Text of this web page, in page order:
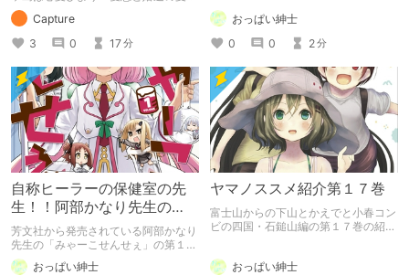
語～ 予告開始日：2020年11月06日
（発売予定時期：2020年12月中旬）
予告作品の体験版の内容を中心に紹介
しているまとめ記事です。 体験版の
「ネタバレ」を含んだ内容をまとめて
いるので、苦手な方は注意して下さ
い。
Capture
3
0 17分
おっぱい紳士
0
0 2分
自称ヒーラーの保健室の先
生！！阿部かなり先生の
「みゃーこせんせぇ」第１
巻の紹介
芳文社から発売されている阿部かなり
先生の「みゃーこせんせぇ」の第１巻
の紹介です
おっぱい紳士
ヤマノススメ紹介第１７巻
富士山からの下山とかえでと小春コン
ビの四国・石鎚山編の第１７巻の紹介
おっぱい紳士